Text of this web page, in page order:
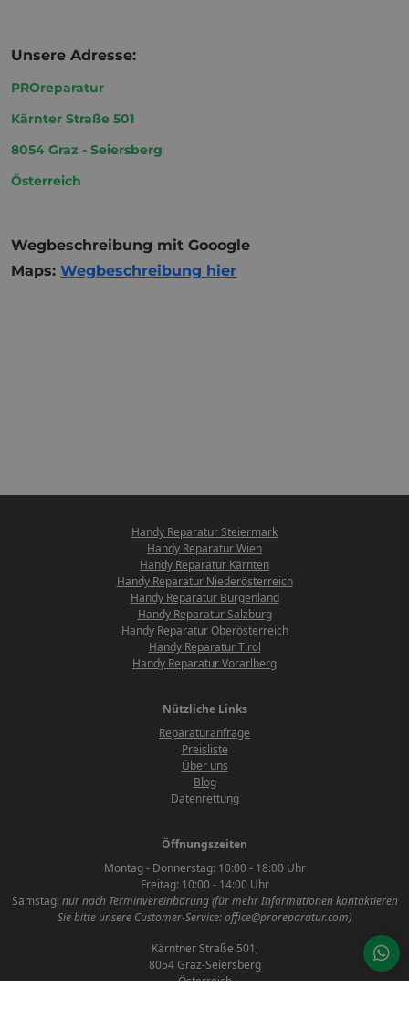
Unsere Adresse:
PROreparatur
Kärnter Straße 501
8054 Graz - Seiersberg
Österreich
Wegbeschreibung mit Gooogle
Maps: Wegbeschreibung hier
Handy Reparatur Steiermark
Handy Reparatur Wien
Handy Reparatur Kärnten
Handy Reparatur Niederösterreich
Handy Reparatur Burgenland
Handy Reparatur Salzburg
Handy Reparatur Oberösterreich
Handy Reparatur Tirol
Handy Reparatur Vorarlberg
Nützliche Links
Reparaturanfrage
Preisliste
Über uns
Blog
Datenrettung
Öffnungszeiten
Montag - Donnerstag: 10:00 - 18:00 Uhr
Freitag: 10:00 - 14:00 Uhr
Samstag: nur nach Terminvereinbarung (für mehr Informationen kontaktieren
Sie bitte unsere Customer-Service: office@proreparatur.com)
Kärntner Straße 501,
8054 Graz-Seiersberg
Österreich